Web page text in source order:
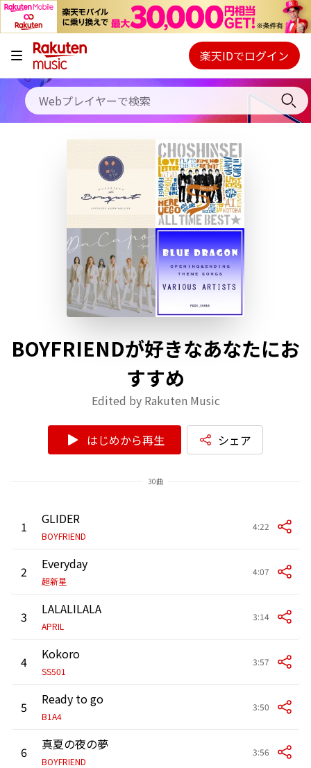
キャンペーン
料金プラン
使い方
初回30日間無料お試し
Webプレイヤー
ご契約内容の確認・変更
楽天IDでログイン
BOYFRIENDが好きなあなたにお
すすめ
Edited by Rakuten Music
はじめから再生 シェア
30曲
1 GLIDER
BOYFRIEND
4:22
2 Everyday
超新星
4:07
3 LALALILALA
APRIL
3:14
4 Kokoro
SS501
3:57
5 Ready to go
B1A4
3:50
6 真夏の夜の夢
BOYFRIEND
3:56